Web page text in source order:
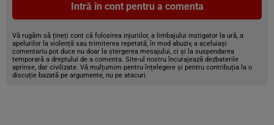
Intră în cont pentru a comenta
Vă rugăm să țineți cont că folosirea injuriilor, a limbajului instigator la ură, a
apelurilor la violență sau trimiterea repetată, în mod abuziv, a aceluiași
comentariu pot duce nu doar la ștergerea mesajului, ci și la suspendarea
temporară a dreptului de a comenta. Site-ul nostru încurajează dezbaterile
aprinse, dar civilizate. Vă mulțumim pentru înțelegere și pentru contribuția la o
discuție bazată pe argumente, nu pe atacuri.